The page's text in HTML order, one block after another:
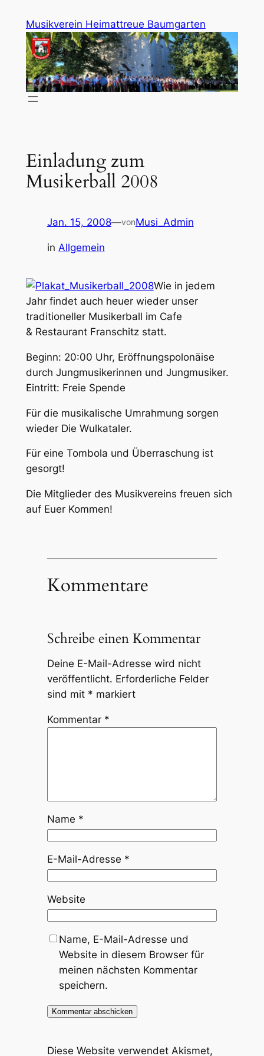
Inhalt
springen
Musikverein Heimattreue Baumgarten
Einladung zum
Musikerball 2008
Jan. 15, 2008—vonMusi_Admin
in Allgemein
Wie in jedem
Jahr findet auch heuer wieder unser
traditioneller Musikerball im Cafe
& Restaurant Franschitz statt.
Beginn: 20:00 Uhr, Eröffnungspolonäise
durch Jungmusikerinnen und Jungmusiker.
Eintritt: Freie Spende
Für die musikalische Umrahmung sorgen
wieder Die Wulkataler.
Für eine Tombola und Überraschung ist
gesorgt!
Die Mitglieder des Musikvereins freuen sich
auf Euer Kommen!
Kommentare
Schreibe einen Kommentar
Deine E-Mail-Adresse wird nicht
veröffentlicht. Erforderliche Felder
sind mit * markiert
Kommentar *
Name *
E-Mail-Adresse *
Website
Name, E-Mail-Adresse und
Website in diesem Browser für
meinen nächsten Kommentar
speichern.
Diese Website verwendet Akismet,